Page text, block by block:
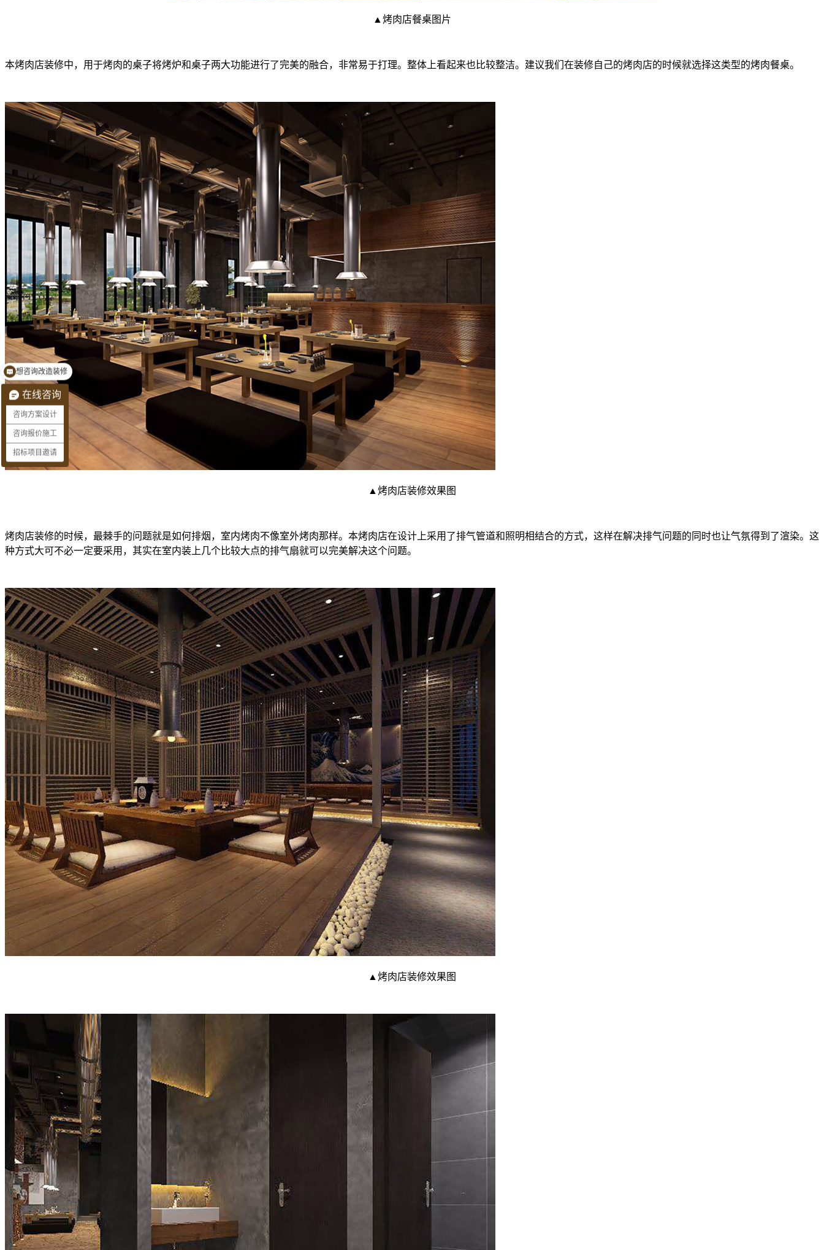
▲ 烤肉店餐桌图片
本烤肉店装修中，用于烤肉的桌子将烤炉和桌子两大功能进行了完美的融合，非常易于打理。整体上看起来也比较整洁。建议我们在装修自己的烤肉店的时候就选择这类型的烤肉餐桌。
▲烤肉店装修效果图
烤肉店装修的时候，最棘手的问题就是如何排烟，室内烤肉不像室外烤肉那样。本烤肉店在设计上采用了排气管道和照明相结合的方式，这样在解决排气问题的同时也让气氛得到了渲染。这
种方式大可不必一定要采用，其实在室内装上几个比较大点的排气扇就可以完美解决这个问题。
▲ 烤肉店装修效果图
在线咨询
咨询方案设计
咨询报价施工
招标项目邀请
预约量房看现场